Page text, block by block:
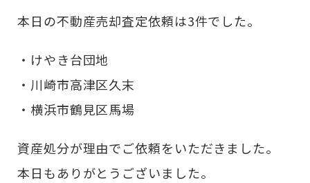
本日の不動産売却査定依頼は3件でした。
・けやき台団地
・川崎市高津区久末
・横浜市鶴見区馬場
資産処分が理由でご依頼をいただきました。
本日もありがとうございました。